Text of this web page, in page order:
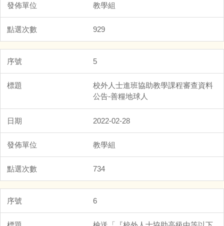
教學組
929
5
校外人士進班協助教學課程審查資料
公告-善糧地球人
2022-02-28
教學組
734
6